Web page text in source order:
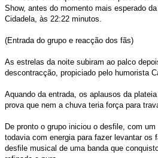
Show, antes do momento mais esperado
Cidadela, às 22:22 minutos.
(Entrada do grupo e reacção dos fãs)
As estrelas da noite subiram ao palco
descontracção, propiciado pelo humorista
Aquando da entrada, os aplausos da
prova que nem a chuva teria força para
De pronto o grupo iniciou o desfile, com um
todavia com energia para fazer levantar os
desfile musical de uma banda que